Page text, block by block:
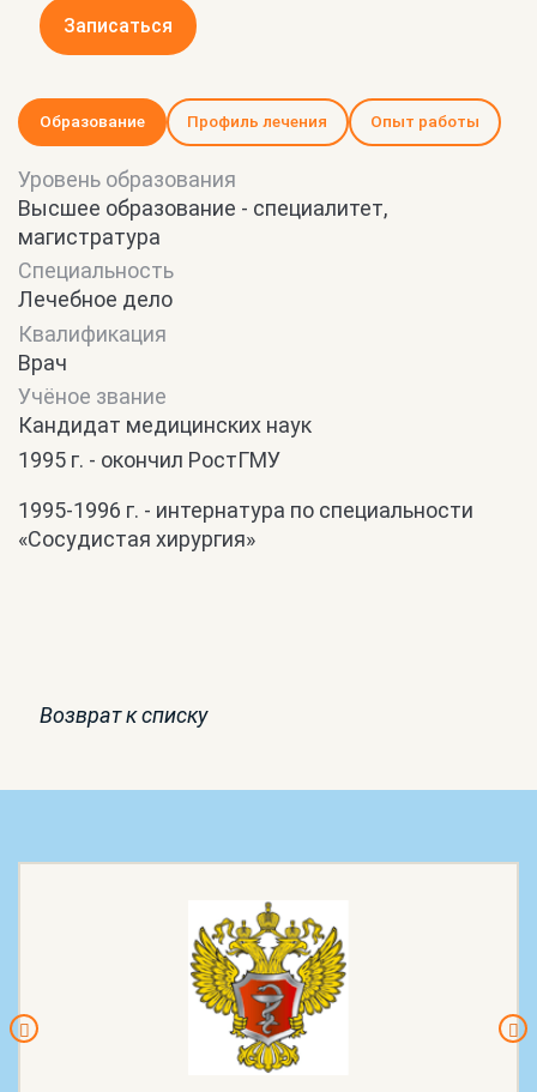
Записаться
Образование Профиль лечения Опыт работы
Уровень образования
Высшее образование - специалитет,
магистратура
Специальность
Лечебное дело
Квалификация
Врач
Учёное звание
Кандидат медицинских наук
1995 г. - окончил РостГМУ
1995-1996 г. - интернатура по специальности
«Сосудистая хирургия»
Возврат к списку